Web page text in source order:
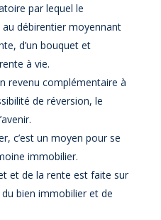
par lequel le
débirentier moyennant
d’un bouquet et
à vie.
revenu complémentaire à
de réversion, le
c’est un moyen pour se
immobilier.
et de la rente est faite sur
bien immobilier et de